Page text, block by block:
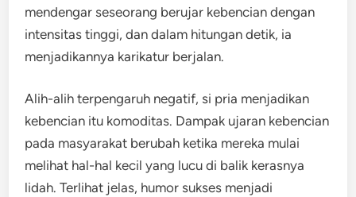
mendengar seseorang berujar kebencian dengan
intensitas tinggi, dan dalam hitungan detik, ia
menjadikannya karikatur berjalan.
Alih-alih terpengaruh negatif, si pria menjadikan
kebencian itu komoditas. Dampak ujaran kebencian
pada masyarakat berubah ketika mereka mulai
melihat hal-hal kecil yang lucu di balik kerasnya
lidah. Terlihat jelas, humor sukses menjadi